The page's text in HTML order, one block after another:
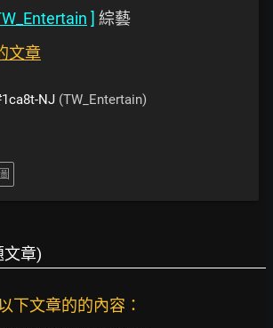
] 綜藝
文章
NJ (TW_Entertain)
文章)
下文章的的內容：